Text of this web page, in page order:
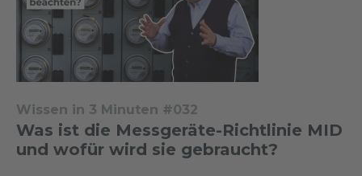
Wissen in 3 Minuten #032
Was ist die Messgeräte-Richtlinie MID
und wofür wird sie gebraucht?